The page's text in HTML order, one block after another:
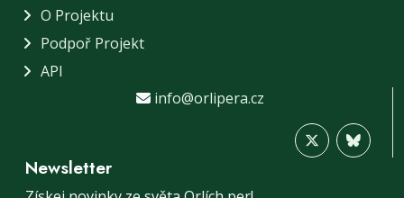
O Projektu
Podpoř Projekt
API
info@orlipera.cz
Newsletter